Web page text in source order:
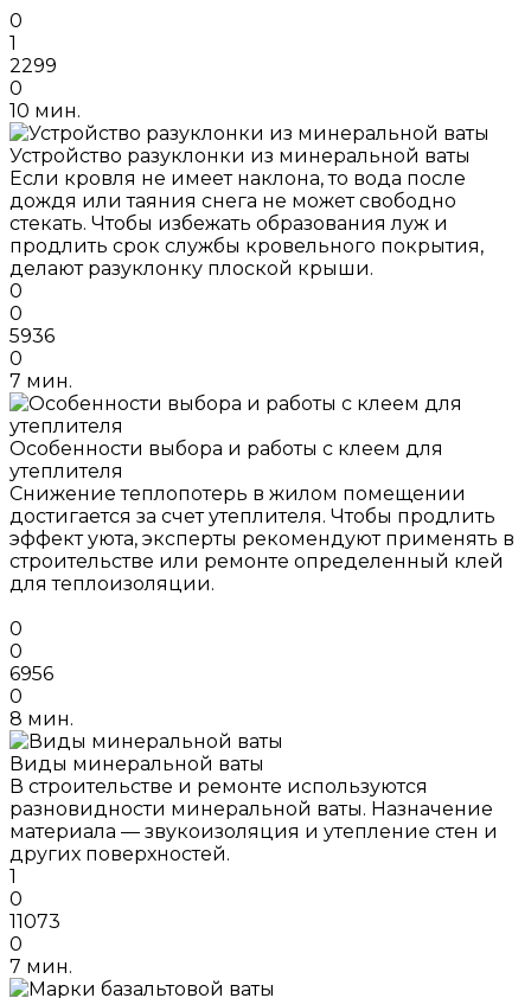
0
1
2299
0
10 мин.
Устройство разуклонки из минеральной ваты
Если кровля не имеет наклона, то вода после
дождя или таяния снега не может свободно
стекать. Чтобы избежать образования луж и
продлить срок службы кровельного покрытия,
делают разуклонку плоской крыши.
0
0
5936
0
7 мин.
Особенности выбора и работы с клеем для
утеплителя
Снижение теплопотерь в жилом помещении
достигается за счет утеплителя. Чтобы продлить
эффект уюта, эксперты рекомендуют применять в
строительстве или ремонте определенный клей
для теплоизоляции.
0
0
6956
0
8 мин.
Виды минеральной ваты
В строительстве и ремонте используются
разновидности минеральной ваты. Назначение
материала — звукоизоляция и утепление стен и
других поверхностей.
1
0
11073
0
7 мин.